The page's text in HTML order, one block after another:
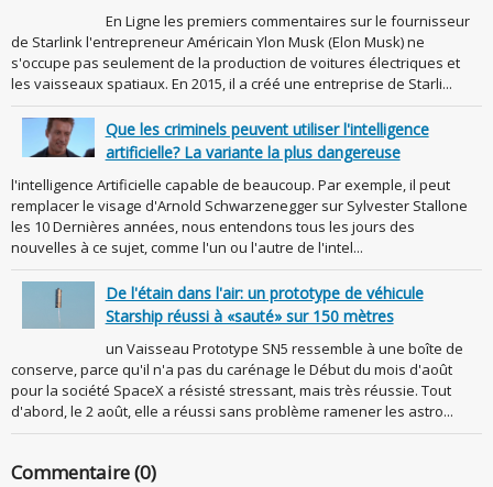
En Ligne les premiers commentaires sur le fournisseur
de Starlink l'entrepreneur Américain Ylon Musk (Elon Musk) ne
s'occupe pas seulement de la production de voitures électriques et
les vaisseaux spatiaux. En 2015, il a créé une entreprise de Starli...
Que les criminels peuvent utiliser l'intelligence
artificielle? La variante la plus dangereuse
l'intelligence Artificielle capable de beaucoup. Par exemple, il peut
remplacer le visage d'Arnold Schwarzenegger sur Sylvester Stallone
les 10 Dernières années, nous entendons tous les jours des
nouvelles à ce sujet, comme l'un ou l'autre de l'intel...
De l'étain dans l'air: un prototype de véhicule
Starship réussi à «sauté» sur 150 mètres
un Vaisseau Prototype SN5 ressemble à une boîte de
conserve, parce qu'il n'a pas du carénage le Début du mois d'août
pour la société SpaceX a résisté stressant, mais très réussie. Tout
d'abord, le 2 août, elle a réussi sans problème ramener les astro...
Commentaire (0)